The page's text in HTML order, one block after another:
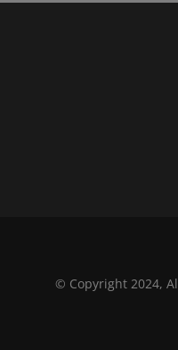
© Copyright 2024,